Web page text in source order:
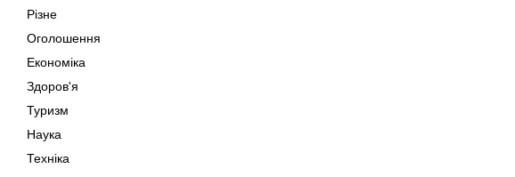
Різне
Оголошення
Економіка
Здоров'я
Туризм
Наука
Техніка